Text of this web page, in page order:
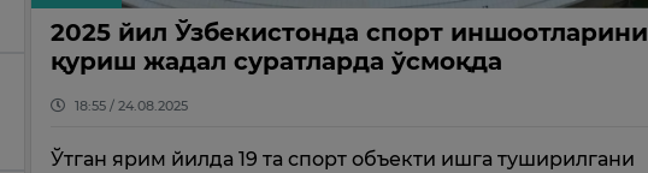
2025 йил Ўзбекистонда спорт иншоотларини
қуриш жадал суратларда ўсмоқда
18:55 / 24.08.2025
Ўтган ярим йилда 19 та спорт объекти ишга туширилгани